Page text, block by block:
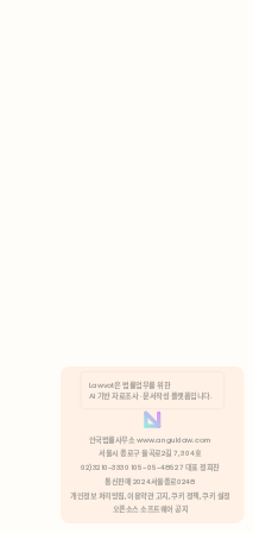
분석 쿠키 허용
Lawvot은 법률업무를 위한
AI 기반 자료조사 · 문서작성 플랫폼입니다.
안국법률사무소 www.anguklaw.com
서울시 종로구 율곡로2길 7, 304호
02)3210-3330 105-05-48527 대표 정희찬
통신판매 2024서울종로0248
개인정보 처리방침, 이용약관 고지, 쿠키 정책, 쿠키 설정
오픈소스 소프트웨어 공지